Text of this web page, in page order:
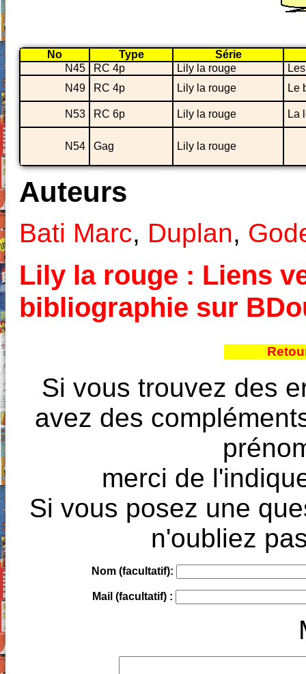
No Type
Série
N45
RC 4p Lily la rouge
N49
RC 4p Lily la rouge Le
N53 RC 6p Lily la rouge La
N54 Gag Lily la rouge
Auteurs
Bati Marc, Duplan,
Lily la rouge : Liens
bibliographie sur
Si vous trouvez des
avez des
merci de
Si vous posez une
n'oubliez
Nom (facultatif):
Mail (facultatif) :